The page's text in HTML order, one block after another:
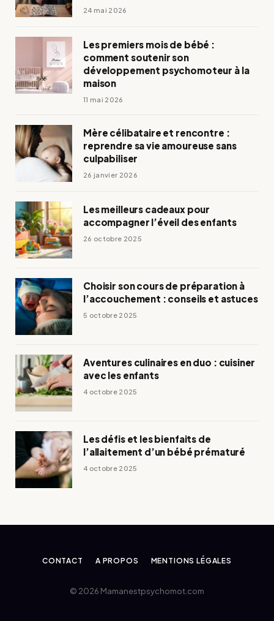
24 mai 2026
Les premiers mois de bébé :
comment soutenir son
développement psychomoteur à la
maison
11 mai 2026
Mère célibataire et rencontre :
reprendre sa vie amoureuse sans
culpabiliser
26 janvier 2026
Les meilleurs cadeaux pour
accompagner l’éveil des enfants
26 octobre 2025
Choisir son cours de préparation à
l’accouchement : conseils et astuces
5 octobre 2025
Aventures culinaires en duo : cuisiner
avec les enfants
4 octobre 2025
Les défis et les bienfaits de
l’allaitement d’un bébé prématuré
4 octobre 2025
CONTACT A PROPOS MENTIONS LÉGALES
© 2026 Mamanestpsychomot.com